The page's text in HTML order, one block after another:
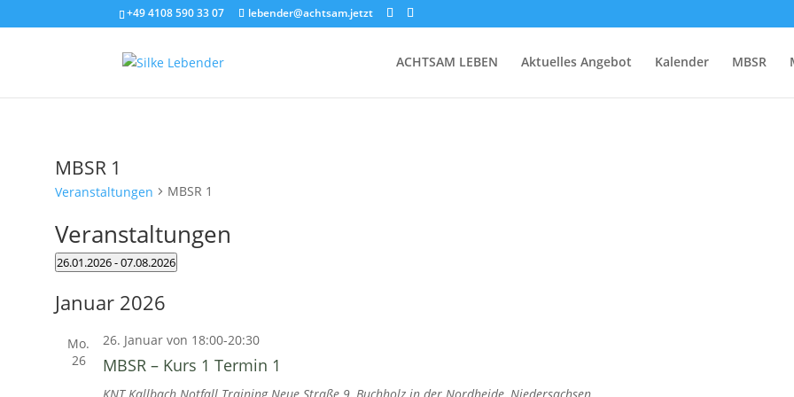
+49 4108 590 33 07 lebender@achtsam.jetzt
ACHTSAM LEBEN Aktuelles Angebot Kalender MBSR
MBSR 1
Veranstaltungen MBSR 1
Veranstaltungen
26.01.2026 - 07.08.2026
wählen.
Januar 2026
Mo.
26
MBSR – Kurs 1 Termin 1
26. Januar von 18:00-20:30